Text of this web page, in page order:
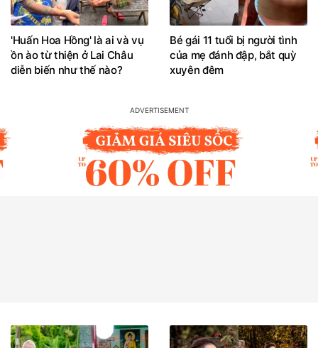
'Huấn Hoa Hồng' là ai và vụ
ồn ào từ thiện ở Lai Châu
diễn biến như thế nào?
Bé gái 11 tuổi bị người tình
của mẹ đánh đập, bắt quỳ
xuyên đêm